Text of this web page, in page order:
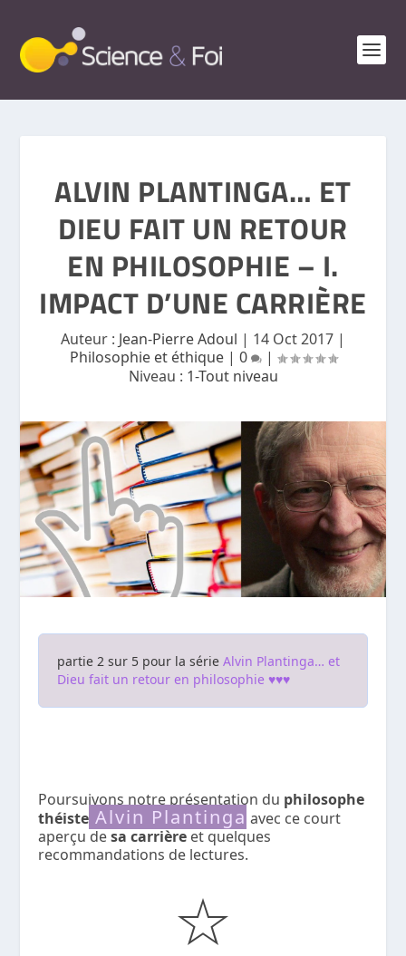
ALVIN PLANTINGA… ET
DIEU FAIT UN RETOUR
EN PHILOSOPHIE – I.
IMPACT D’UNE CARRIÈRE
Auteur : Jean-Pierre Adoul | 14 Oct 2017 |
Philosophie et éthique| 0
|
Niveau : 1-Tout niveau
partie 2 sur 5 pour la sérieAlvin Plantinga… et
Dieu fait un retour en philosophie ♥♥♥
Poursuivons notre présentation du philosophe
théiste Alvin Plantinga avec ce court
aperçu desa carrière et quelques
recommandations de lectures.